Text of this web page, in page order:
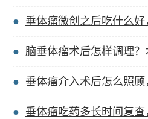
垂体瘤微创之后吃什么好，垂
脑垂体瘤术后怎样调理？
垂体瘤介入术后怎么照顾，垂
垂体瘤吃药多长时间复查，垂